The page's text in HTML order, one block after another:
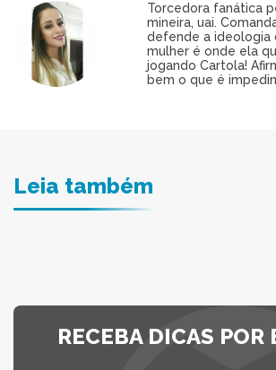
Torcedora fanática
mineira, uai.
defende a ideologia
mulher é onde ela
jogando Cartola!
bem o que é
Leia também
RECEBA DICAS POR